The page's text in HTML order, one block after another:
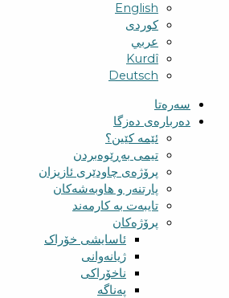
English
کوردی
عربي
Kurdî
Deutsch
سەرەتا
دەربارەی دەزگا
ئێمە کێین؟
تیمی بەڕێوەبردن
پرۆژەی چاودێری ئازیزان
پارتنەر و هاوبەشەکان
تایبەت بە کارمەند
پرۆژەکان
ئاسایشی خۆراک
ژیانەوانی
ناخۆراکی
پەناگە